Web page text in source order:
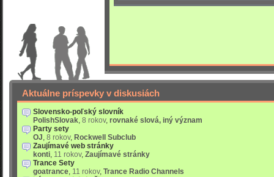
Aktuálne príspevky v diskusiách
Slovensko-poľský slovník
PolishSlovak, 8 rokov, rovnaké slová, iný význam
Party sety
OJ, 8 rokov, Rockwell Subclub
Zaujímavé web stránky
konti, 11 rokov, Zaujímavé stránky
Trance Sety
goatrance, 11 rokov, Trance Radio Channels